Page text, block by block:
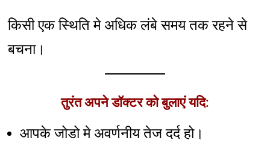
किसी एक स्थिति मे अधिक लंबे समय तक रहने से
बचना।
तुरंत अपने डॉक्टर को बुलाएं यदि:
आपके जोडो मे अवर्णनीय तेज दर्द हो।